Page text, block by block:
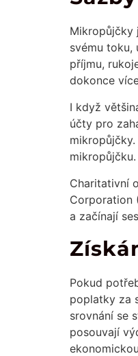
Mikropůjčky
svému toku,
příjmu,
dokonce
I když
účty pro
mikropůjčku.
Charitativní
Corporation
a začínají
Pokud
poplatky za
srovnání se
posouvají